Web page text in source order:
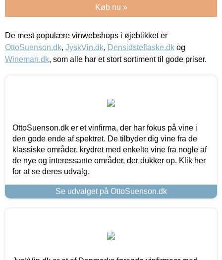
Køb nu »
De mest populære vinwebshops i øjeblikket er
OttoSuenson.dk, JyskVin.dk, Densidsteflaske.dk og
Wineman.dk, som alle har et stort sortiment til gode priser.
OttoSuenson.dk er et vinfirma, der har fokus på vine i
den gode ende af spektret. De tilbyder dig vine fra de
klassiske områder, krydret med enkelte vine fra nogle af
de nye og interessante områder, der dukker op. Klik her
for at se deres udvalg.
Se udvalget på OttoSuenson.dk